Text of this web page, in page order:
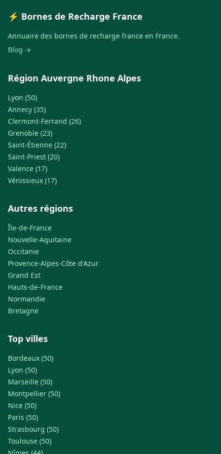
⚡ Bornes de Recharge France
Annuaire des bornes de recharge france en France.
Blog →
Région Auvergne Rhone Alpes
Lyon (50)
Annecy (35)
Clermont-Ferrand (26)
Grenoble (23)
Saint-Étienne (22)
Saint-Priest (20)
Valence (17)
Vénissieux (17)
Autres régions
Île-de-France
Nouvelle-Aquitaine
Occitanie
Provence-Alpes-Côte d'Azur
Grand Est
Hauts-de-France
Normandie
Bretagne
Top villes
Bordeaux (50)
Lyon (50)
Marseille (50)
Montpellier (50)
Nice (50)
Paris (50)
Strasbourg (50)
Toulouse (50)